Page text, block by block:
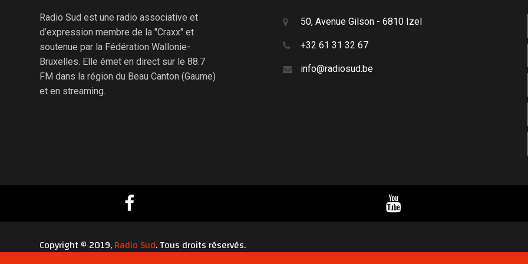
Radio Sud est une radio associative et
d’expression membre de la "Craxx" et
soutenue par la Fédération Wallonie-
Bruxelles. Elle émet en direct sur le 88.7
FM dans la région du Beau Canton (Gaume)
et en streaming.
50, Avenue Gilson - 6810 Izel
+32 61 31 32 67
info@radiosud.be
Copyright © 2019,Radio Sud. Tous droits réservés.